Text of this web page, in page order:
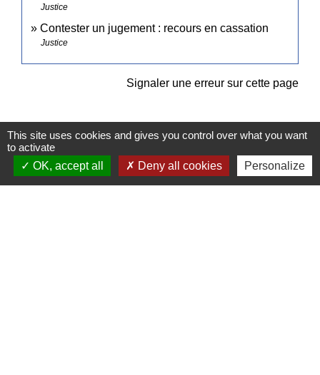
Justice
Contester un jugement : recours en cassation
Justice
Signaler une erreur sur cette page
Contacts
This site uses cookies and gives you control over what you want
to activate
OK, accept all
Deny all cookies Personalize